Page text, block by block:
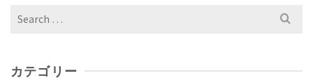
Search
カテゴリー